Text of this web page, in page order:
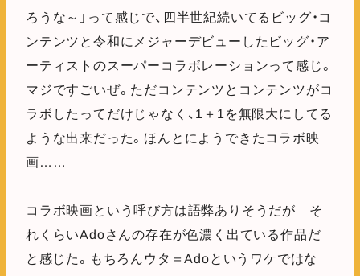
ろうな～」って感じで、四半世紀続いてるビッグ・コ
ンテンツと令和にメジャーデビューしたビッグ・ア
ーティストのスーパーコラボレーションって感じ。
マジですごいぜ。ただコンテンツとコンテンツがコ
ラボしたってだけじゃなく、1＋1を無限大にしてる
ような出来だった。ほんとにようできたコラボ映
画……
コラボ映画という呼び方は語弊ありそうだが そ
れくらいAdoさんの存在が色濃く出ている作品だ
と感じた。もちろんウタ＝Adoというワケではな